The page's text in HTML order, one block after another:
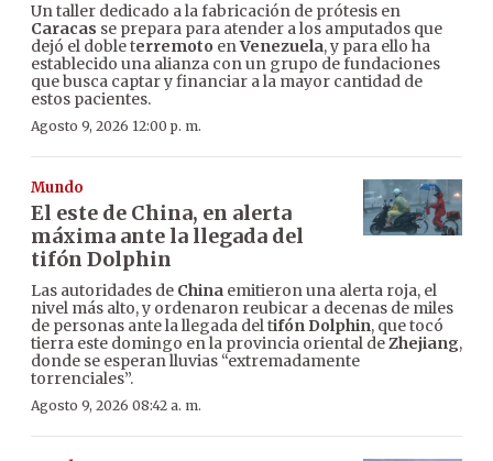
Un taller dedicado a la fabricación de prótesis en
Caracas se prepara para atender a los amputados que
dejó el doble terremoto enVenezuela, y para ello ha
establecido una alianza con un grupo de fundaciones
que busca captar y financiar a la mayor cantidad de
estos pacientes.
Agosto 9, 2026 12:00 p. m.
Mundo
El este de China, en alerta
máxima ante la llegada del
tifón Dolphin
Las autoridades de China emitieron una alerta roja, el
nivel más alto, y ordenaron reubicar a decenas de miles
de personas ante la llegada del tifón Dolphin, que tocó
tierra este domingo en la provincia oriental deZhejiang,
donde se esperan lluvias “extremadamente
torrenciales”.
Agosto 9, 2026 08:42 a. m.